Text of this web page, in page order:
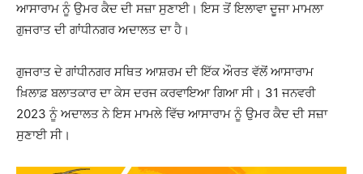
ਆਸਾਰਾਮ ਨੂੰ ਉਮਰ ਕੈਦ ਦੀ ਸਜ਼ਾ ਸੁਣਾਈ। ਇਸ ਤੋਂ ਇਲਾਵਾ ਦੂਜਾ ਮਾਮਲਾ
ਗੁਜਰਾਤ ਦੀ ਗਾਂਧੀਨਗਰ ਅਦਾਲਤ ਦਾ ਹੈ।
ਗੁਜਰਾਤ ਦੇ ਗਾਂਧੀਨਗਰ ਸਥਿਤ ਆਸ਼ਰਮ ਦੀ ਇੱਕ ਔਰਤ ਵੱਲੋਂ ਆਸਾਰਾਮ
ਖ਼ਿਲਾਫ਼ ਬਲਾਤਕਾਰ ਦਾ ਕੇਸ ਦਰਜ ਕਰਵਾਇਆ ਗਿਆ ਸੀ। 31 ਜਨਵਰੀ
2023 ਨੂੰ ਅਦਾਲਤ ਨੇ ਇਸ ਮਾਮਲੇ ਵਿੱਚ ਆਸਾਰਾਮ ਨੂੰ ਉਮਰ ਕੈਦ ਦੀ ਸਜ਼ਾ
ਸੁਣਾਈ ਸੀ।